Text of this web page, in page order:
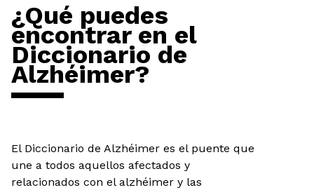
¿Qué puedes
encontrar en el
Diccionario de
Alzhéimer?
El Diccionario de Alzhéimer es el puente que
une a todos aquellos afectados y
relacionados con el alzhéimer y las